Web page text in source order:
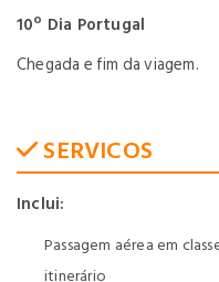
10º Dia Portugal
Chegada e fim da viagem.
SERVICOS
Inclui:
Passagem aérea em
itinerário